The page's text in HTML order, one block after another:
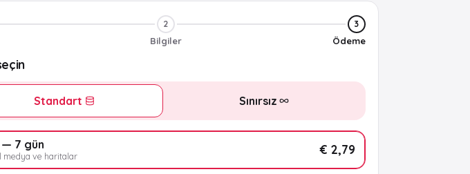
2
Bilgiler
3
Ödeme
Standart Sınırsız
— 7 gün
medya ve haritalar € 2,79